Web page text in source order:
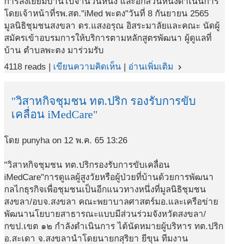
โดยเจ้าหน้าที่รพ.สต."iMed พะตง"วันที่ 8 กันยายน 2565
มูลนิธิชุมชนสงขลา ดร.แสงอรุณ อิสระมาลัยและคณะ นัดผู้
สมัครเข้าอบรมการให้บริการตามหลักสูตรพัฒนา ผู้ดูแลที่
บ้าน ตำบลพะตง มาร่วมรับ
4118 reads | เขียนความคิดเห็น | อ่านเพิ่มเติม navigate_next
"วิสาหกิจชุมชน ทต.ปริก รองรับการขับ
เคลื่อน iMedCare"
โดย punyha on 12 พ.ค. 65 13:26
"วิสาหกิจชุมชน ทต.ปริกรองรับการขับเคลื่อน
iMedCare"การดูแลผู้สูงวัยหรือผู้ป่วยที่บ้านด้วยการพัฒนา
กลไกธุรกิจเพื่อชุมชนเป็นอีกแนวทางหนึ่งที่มูลนิธิชุมชน
สงขลา/อบจ.สงขลา คณะพยาบาลศาสตร์มอ.และเครือข่าย
พัฒนานโยบายสาธารณะแบบมีส่วนร่วมจังหวัดสงขลา/
กขป.เขต ๑๒ กำลังดำเนินการ ได้นัดหมายผู้บริหาร ทต.ปริก
อ.สะเดา จ.สงขลานำโดยนายกสุริยา ยีขุน ทีมงาน